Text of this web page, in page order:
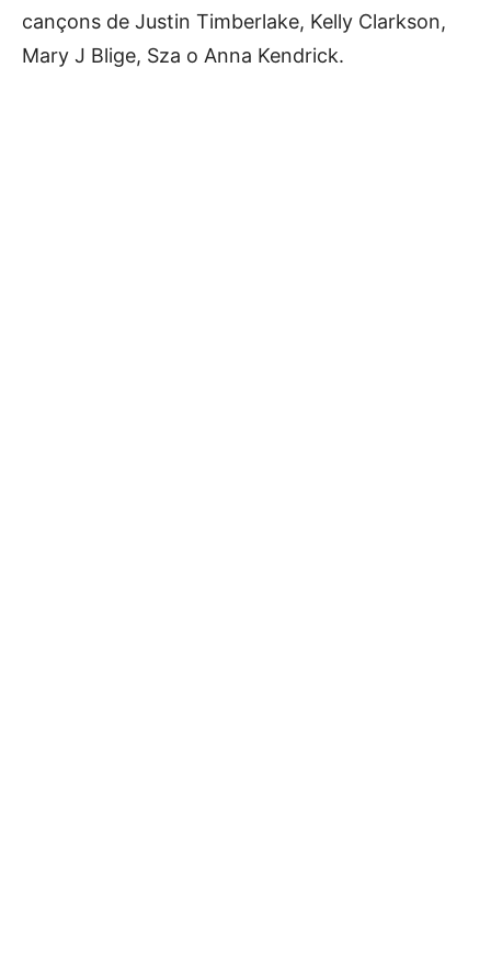
cançons de Justin Timberlake, Kelly Clarkson,
Mary J Blige, Sza o Anna Kendrick.